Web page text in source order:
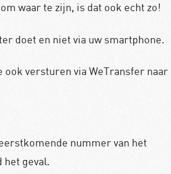
waar te zijn, is dat ook echt zo!
doet en niet via uw smartphone.
ook versturen via WeTransfer naar
nummer van het
het geval.